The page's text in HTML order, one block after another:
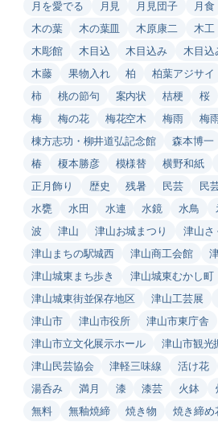
月を愛でる 月見 月見団子 月食
木の葉
木の葉皿 木原康二 木工
木彫館
木目込 木目込み 木目込
木藤
果物入れ 柏 柏葉アジサイ
柿
桃の節句 案内状 桔梗 桜
梅
梅の花 梅花空木 梅雨 梅
棟方志功・柳井道弘記念館
森本博一
椿
榎本勝彦 模様替 横野和紙
正月飾り
歴史 残暑 民芸 民
水甕
水田 水連 水鏡 水鳥
波
津山 津山お城まつり
津山さ
津山まちの駅城西
津山商工会館
津山城東まち歩き
津山城東むかし町
津山城東街並保存地区
津山工芸展
津山市
津山市役所
津山市東庁舎
津山市立文化展示ホール
津山市観光
津山民芸協会
津軽三味線 活け花
湯呑み
満月 漆 漆芸 火鉢
無料
無釉焼締 焼き物 焼き締め